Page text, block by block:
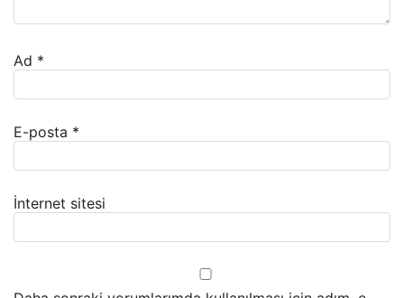
Ad *
E-posta *
İnternet sitesi